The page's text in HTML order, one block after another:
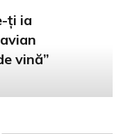
ți ia
vină”